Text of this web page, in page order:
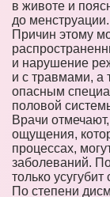
в животе и
до менструации.
Причин этому
и нарушение
и с травмами, а
опасным
половой
Врачи
ощущения,
процессах,
заболеваний.
только усугубит
По степени